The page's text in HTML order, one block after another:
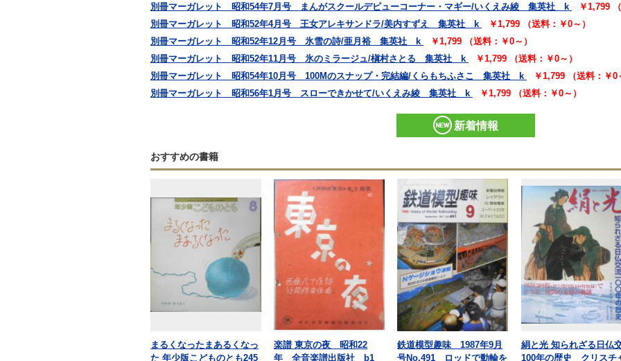
別冊マーガレット 昭和54年7月号 まんがスクールデビューコーナー・マギー/いくえみ綾 集英社 k
￥1,799
別冊マーガレット 昭和52年4月号 王女アレキサンドラ/美内すずえ 集英社 k
￥1,799 （送料：￥0～）
別冊マーガレット 昭和52年12月号 氷雪の詩/亜月裕 集英社 k
￥1,799 （送料：￥0～）
別冊マーガレット 昭和52年11月号 氷のミラージュ/槇村さとる 集英社 k
￥1,799 （送料：￥0～）
別冊マーガレット 昭和54年10月号 100Mのスナップ・完結編/くらもちふさこ 集英社 k
￥1,799 （送料：￥0
別冊マーガレット 昭和56年1月号 スローできかせて/いくえみ綾 集英社 k
￥1,799 （送料：￥0～）
新着情報
おすすめの書籍
まるくなったまあるくなっ
た 年少版こどものとも245
楽譜 東京の夜 昭和22
年 全音楽譜出版社 b1
鉄道模型趣味 1987年9月
号No.491 ロッドで動輪を
絹と光 知られざる日仏
100年の歴史 クリスチ